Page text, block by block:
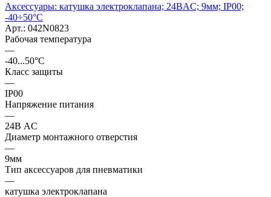
Аксессуары: катушка электроклапана; 24ВAC; 9мм; IP00;
-40÷50°C
Арт.: 042N0823
Рабочая температура
—
-40...50°C
Класс защиты
—
IP00
Напряжение питания
—
24В AC
Диаметр монтажного отверстия
—
9мм
Тип аксессуаров для пневматики
—
катушка электроклапана